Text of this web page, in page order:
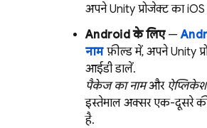
अपने Unity प्रोजेक्ट का
Android के लिए—
नामफ़ील्ड में, अपने Unity
आईडी डालें.
पैकेज का नामऔर
इस्तेमाल अक्सर एक-दूसरे
है.